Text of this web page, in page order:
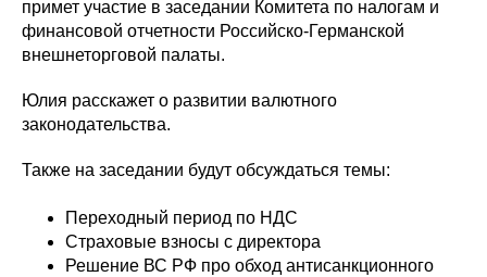
примет участие в заседании Комитета по налогам и
финансовой отчетности Российско-Германской
внешнеторговой палаты.
Юлия расскажет о развитии валютного
законодательства.
Также на заседании будут обсуждаться темы:
Переходный период по НДС
Страховые взносы с директора
Решение ВС РФ про обход антисанкционного